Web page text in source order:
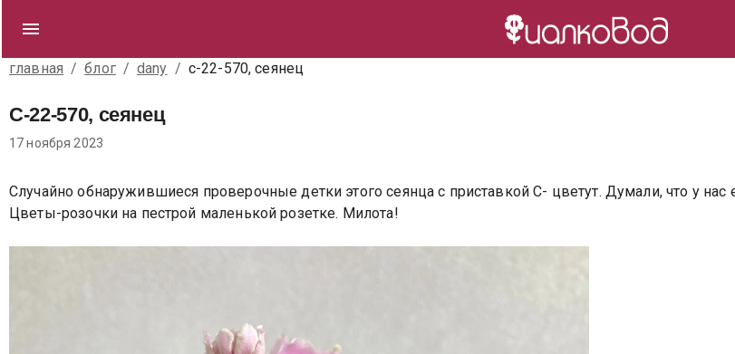
главная / блог / dany / с-22-570, сеянец
С-22-570, сеянец
17 ноября 2023
Случайно обнаружившиеся проверочные детки этого сеянца с приставкой С- цветут. Думали, что у нас
Цветы-розочки на пестрой маленькой розетке. Милота!